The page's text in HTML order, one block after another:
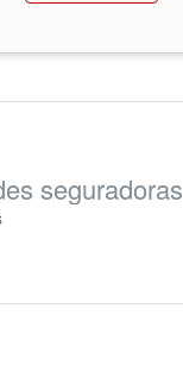
seguradoras